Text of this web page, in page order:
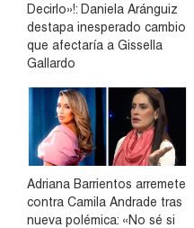
Decirlo»!: Daniela Aránguiz
destapa inesperado cambio
que afectaría a Gissella
Gallardo
Adriana Barrientos arremete
contra Camila Andrade tras
nueva polémica: «No sé si